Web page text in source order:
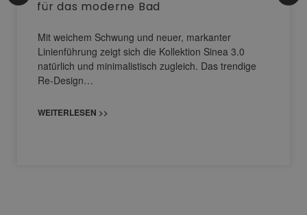
für das moderne Bad
Mit weichem Schwung und neuer, markanter
Linienführung zeigt sich die Kollektion Sinea 3.0
natürlich und minimalistisch zugleich. Das trendige
Re-Design…
WEITERLESEN >>